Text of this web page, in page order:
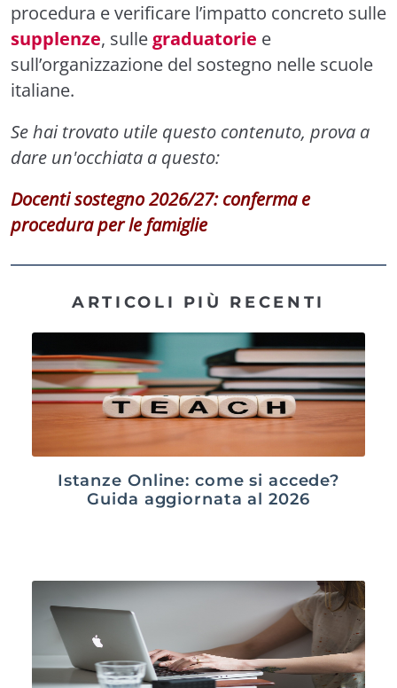
procedura e verificare l’impatto concreto sulle
supplenze, sulle graduatorie e
sull’organizzazione del sostegno nelle scuole
italiane.
Se hai trovato utile questo contenuto, prova a
dare un'occhiata a questo:
Docenti sostegno 2026/27: conferma e
procedura per le famiglie
ARTICOLI PIÙ RECENTI
Istanze Online: come si accede?
Guida aggiornata al 2026